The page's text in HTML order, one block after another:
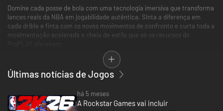
Domine cada posse de bola com uma tecnologia imersiva que transforma
lances reais da NBA em jogabilidade autêntica. Sinta a diferença em
cada drible e finta com os novos movimentos de confronto e curta toda a
movimentação acelerada e cheia de estilo que só os recursos do
MONTE SEU TIME NA CIDADE
Crie o MyPLAYER dos seus sonhos e conquiste seu lugar entre os grandes
Cidade mais incrível e repaginada, ganhe reconhecimento, aumente sua
reputação e encare as equipes rivais para mostrar quem manda no
Últimas notícias de Jogos
há 5 meses
A Rockstar Games vai incluir